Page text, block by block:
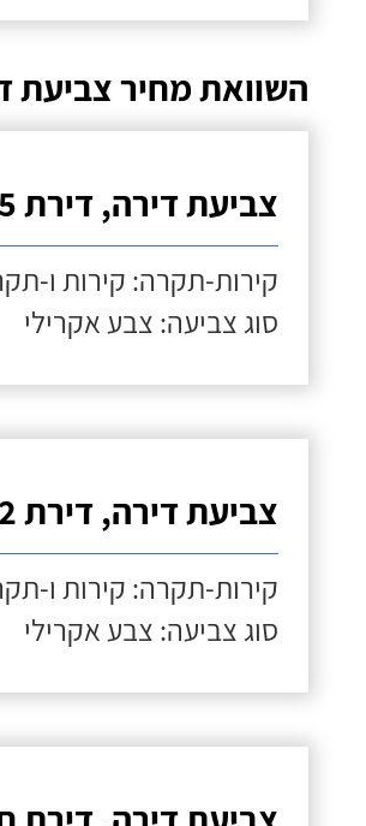
השוואת מחיר צביעת
צביעת דירה, דירת 5 חדרים
קירות-תקרה: קירות ו-
סוג צביעה: צבע אקרילי
צביעת דירה, דירת 2 חדרים
קירות-תקרה: קירות ו-
סוג צביעה: צבע אקרילי